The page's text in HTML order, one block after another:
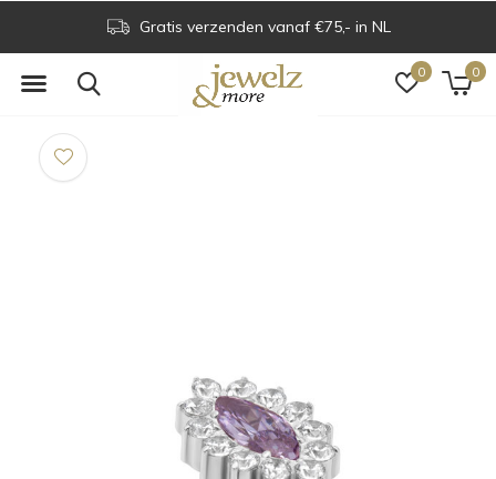
0 0
Gratis verzenden vanaf €75,- in NL